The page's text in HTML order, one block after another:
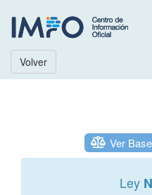
Volver
Ver
Ley